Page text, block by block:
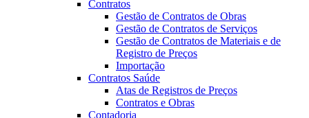
Contratos
Gestão de Contratos de Obras
Gestão de Contratos de Serviços
Gestão de Contratos de Materiais e de
Registro de Preços
Importação
Contratos Saúde
Atas de Registros de Preços
Contratos e Obras
Contadoria